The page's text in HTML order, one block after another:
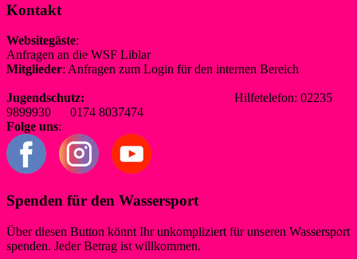
Kontakt
Websitegäste:
Anfragen an die WSF Liblar
Mitglieder: Anfragen zum Login für den internen Bereich
Jugendschutz:
Hilfetelefon: 02235
9899930 0174 8037474
Folge uns:
Spenden für den Wassersport
Über diesen Button könnt Ihr unkompliziert für unseren Wassersport
spenden. Jeder Betrag ist willkommen.